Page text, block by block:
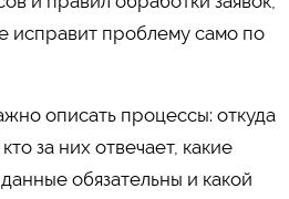
проблему само по
описать процессы: откуда
за них отвечает, какие
обязательны и какой